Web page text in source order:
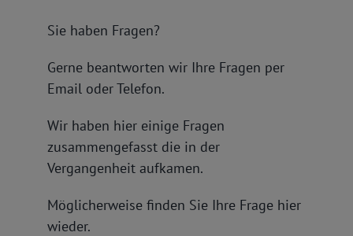
Sie haben Fragen?
Gerne beantworten wir Ihre Fragen per
Email oder Telefon.
Wir haben hier einige Fragen
zusammengefasst die in der
Vergangenheit aufkamen.
Möglicherweise finden Sie Ihre Frage hier
wieder.